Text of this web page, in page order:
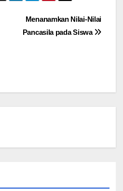
Menanamkan Nilai-Nilai
Pancasila pada Siswa